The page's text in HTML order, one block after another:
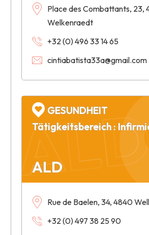
Place des Combattants, 23,
Welkenraedt
+32 (0) 496 33 14 65
cintiabatista33a@gmail.com
ALD
GESUNDHEIT
Rue de Baelen, 34, 4840
+32 (0) 497 38 25 90